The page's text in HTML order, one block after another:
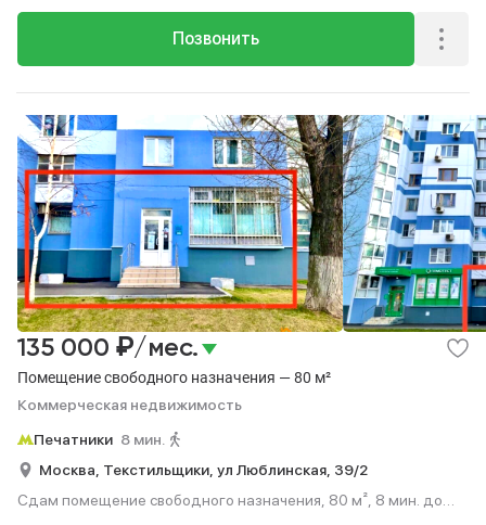
Позвонить
Помещение свободного назначения — 80 м²
Коммерческая недвижимость
135 000 ₽/мес.
Печатники 8 мин.
Москва, Текстильщики, ул Люблинская, 39/2
Сдам помещение свободного назначения, 80 м², 8 мин. до